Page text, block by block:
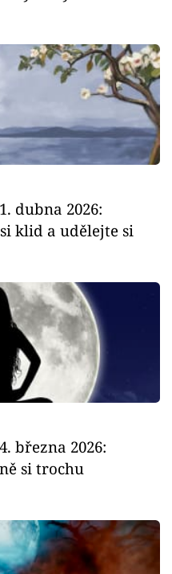
dubna 2026:
klid a udělejte si
března 2026:
si trochu